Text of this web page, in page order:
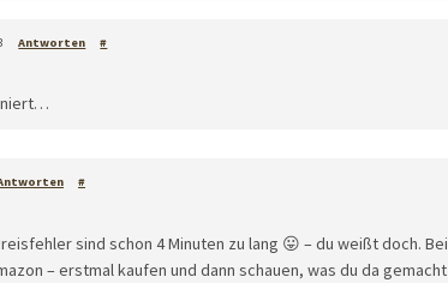
Antworten #
#
sind schon 4 Minuten zu lang 😛 – du weißt doch. Bei
– erstmal kaufen und dann schauen, was du da gemacht